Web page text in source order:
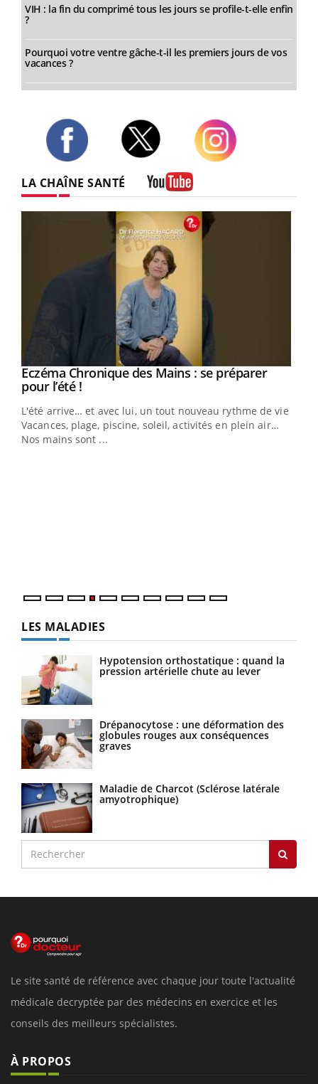
VIH : la fin du comprimé tous les jours se profile-t-elle enfin
?
Pourquoi votre ventre gâche-t-il les premiers jours de vos
vacances ?
LA CHAÎNE SANTÉ
Youtube
Eczéma Chronique des Mains : se préparer
pour l’été !Youtube
L'été arrive… et avec lui, un tout nouveau rythme de vie !
Vacances, plage, piscine, soleil, activités en plein air…
Nos mains sont ...
LES MALADIES
Hypotension orthostatique : quand la
pression artérielle chute au lever
Drépanocytose : une déformation des
globules rouges aux conséquences
graves
Maladie de Charcot (Sclérose latérale
amyotrophique)
Le site santé de référence avec chaque jour toute l'actualité
médicale decryptée par des médecins en exercice et les
conseils des meilleurs spécialistes.
À PROPOS